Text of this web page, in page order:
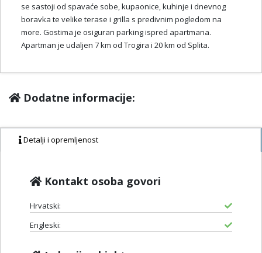
se sastoji od spavaće sobe, kupaonice, kuhinje i dnevnog
boravka te velike terase i grilla s predivnim pogledom na
more. Gostima je osiguran parking ispred apartmana.
Apartman je udaljen 7 km od Trogira i 20 km od Splita.
Dodatne informacije:
Detalji i opremljenost
Kontakt osoba govori
Hrvatski:
Engleski: